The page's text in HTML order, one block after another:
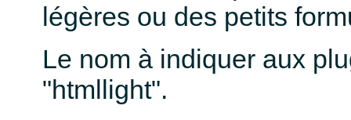
légères ou des petits
Le nom à indiquer aux
"htmllight".